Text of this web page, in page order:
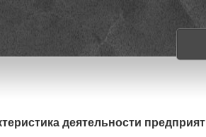
деятельности